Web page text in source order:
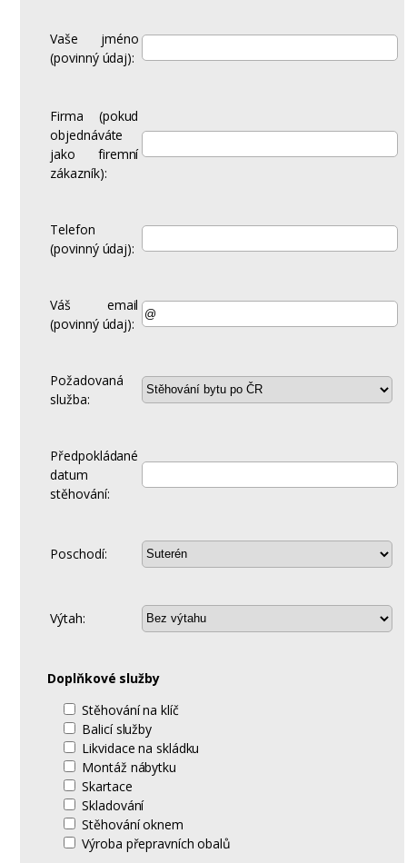
Vaše jméno
(povinný údaj):
Firma (pokud
objednáváte
jako firemní
zákazník):
Telefon
(povinný údaj):
Váš email
(povinný údaj):
Požadovaná
služba:
Předpokládané
datum
stěhování:
Poschodí:
Výtah:
Doplňkové služby
Stěhování na klíč
Balicí služby
Likvidace na skládku
Montáž nábytku
Skartace
Skladování
Stěhování oknem
Výroba přepravních obalů